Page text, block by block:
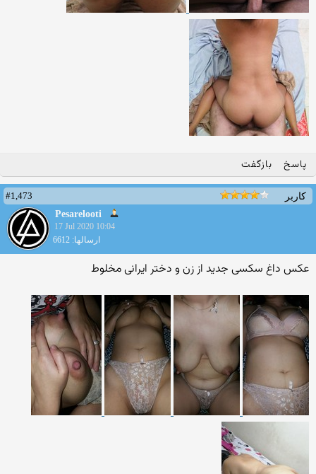
پاسخ بازگفت
کاربر
#1,473
Pesarelooti
17 Jul 2020 10:04
ارسالها: 6612
عکس داغ سکسی جدید از زن و دختر ایرانی مخلوط